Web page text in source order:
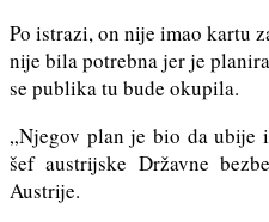
Po istrazi, on nije imao kartu
nije bila potrebna jer je
se publika tu bude okupila.
„Njegov plan je bio da ubije
šef austrijske Državne
Austrije.